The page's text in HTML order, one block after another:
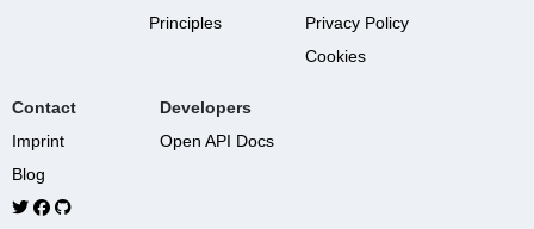
Principles
Privacy Policy
Cookies
Contact
Imprint
Blog
Developers
Open API Docs